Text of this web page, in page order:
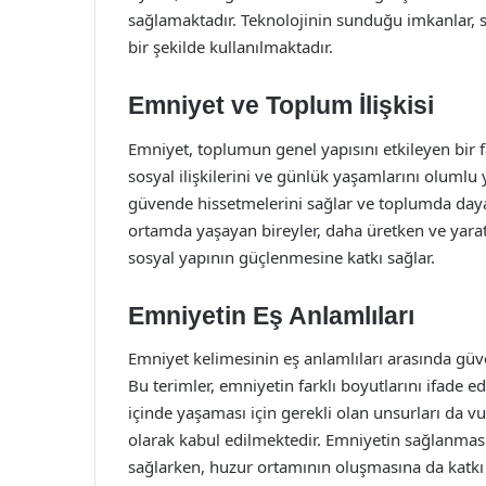
sağlamaktadır. Teknolojinin sunduğu imkanlar,
bir şekilde kullanılmaktadır.
Emniyet ve Toplum İlişkisi
Emniyet, toplumun genel yapısını etkileyen
sosyal ilişkilerini ve günlük yaşamlarını
güvende hissetmelerini sağlar ve toplumda
ortamda yaşayan bireyler, daha üretken ve
sosyal yapının güçlenmesine katkı sağlar.
Emniyetin Eş Anlamlıları
Emniyet kelimesinin eş anlamlıları arasında
Bu terimler, emniyetin farklı boyutlarını ifade
içinde yaşaması için gerekli olan unsurları da
olarak kabul edilmektedir. Emniyetin
sağlarken, huzur ortamının oluşmasına da